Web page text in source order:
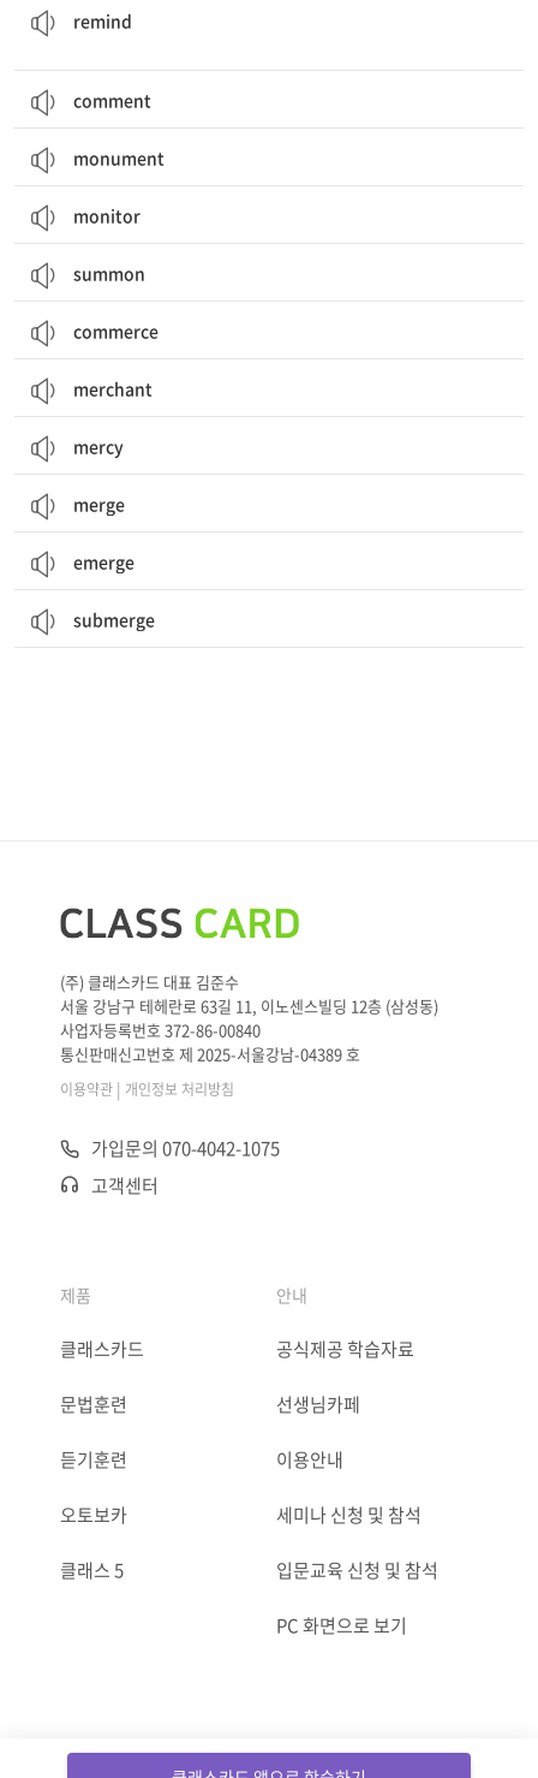
remind
comment
monument
monitor
summon
commerce
merchant
mercy
merge
emerge
submerge
(주) 클래스카드 대표 김준수
서울 강남구 테헤란로 63길 11, 이노센스빌딩 12층 (삼성동)
사업자등록번호 372-86-00840
통신판매신고번호 제 2025-서울강남-04389 호
이용약관 | 개인정보 처리방침
가입문의 070-4042-1075
고객센터
제품
클래스카드
문법훈련
듣기훈련
오토보카
클래스 5
안내
공식제공 학습자료
선생님카페
이용안내
세미나 신청 및 참석
입문교육 신청 및 참석
PC 화면으로 보기
ⓒCLASSCARD. All Rights reserved.